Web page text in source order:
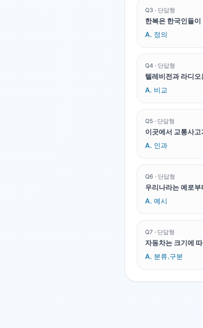
Q3 · 단답형
한복은 한국인들
A. 정의
Q4 · 단답형
텔레비전과 라디
A. 비교
Q5 · 단답형
이곳에서 교통사
A. 인과
Q6 · 단답형
우리나라는 예로
A. 예시
Q7 · 단답형
자동차는 크기에
A. 분류.구분